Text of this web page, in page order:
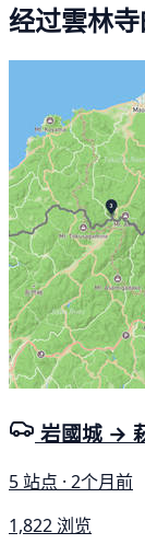
经过雲林
岩國城 →
5 站点 · 2个月前
1,822 浏览